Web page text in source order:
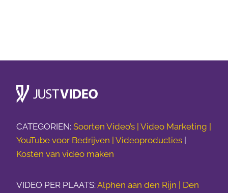
CATEGORIEN: Soorten Video’s | Video Marketing |
YouTube voor Bedrijven | Videoproducties
Kosten van video maken
VIDEO PER PLAATS: Alphen aan den Rijn | Den